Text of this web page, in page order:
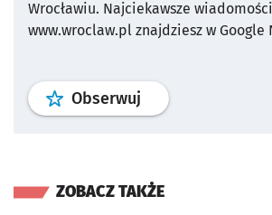
Wrocławiu. Najciekawsze
www.wroclaw.pl znajdziesz w Google
Obserwuj profil
ZOBACZ TAKŻE